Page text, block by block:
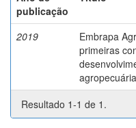
publicação
2019
Embrapa
primeiras
Resultado 1-1 de 1.